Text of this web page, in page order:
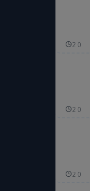
2 0
2 0
2 0